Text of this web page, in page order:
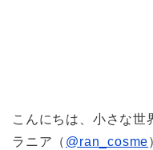
こんにちは、小さな世
ラニア（ @ran_cosme